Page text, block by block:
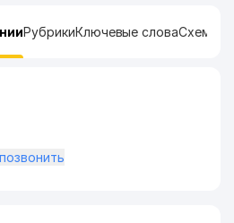
РубрикиКлючевые словаСхема
71 позвонить